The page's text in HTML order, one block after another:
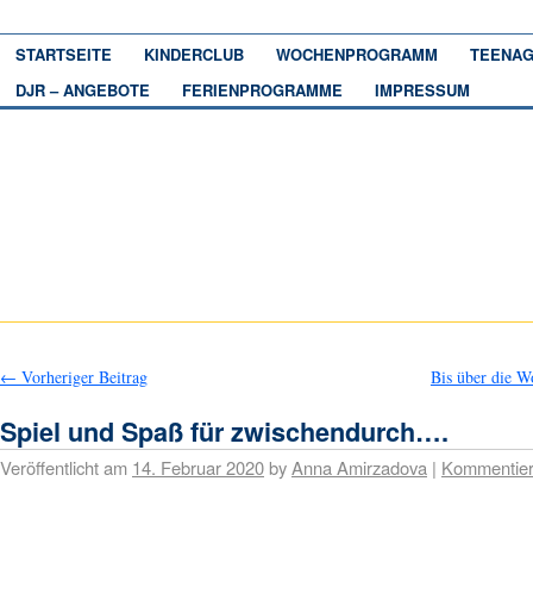
STARTSEITE KINDERCLUB WOCHENPROGRAMM
DJR – ANGEBOTE
FERIENPROGRAMME IMPRESSUM
← Vorheriger Beitrag Bis über die
Spiel und Spaß für zwischendurch….
Veröffentlicht am 14. Februar 2020byAnna Amirzadova |